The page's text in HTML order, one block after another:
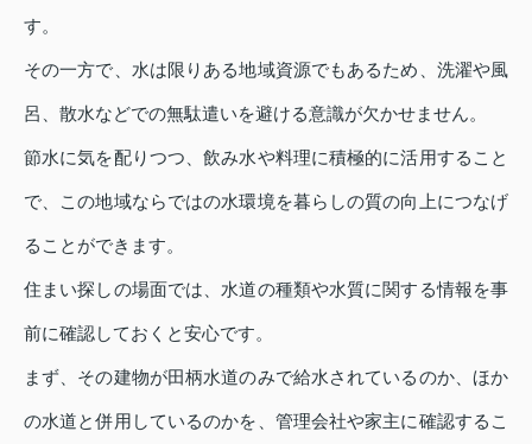
す。
その一方で、水は限りある地域資源でもあるため、洗濯や風
呂、散水などでの無駄遣いを避ける意識が欠かせません。
節水に気を配りつつ、飲み水や料理に積極的に活用すること
で、この地域ならではの水環境を暮らしの質の向上につなげ
ることができます。
住まい探しの場面では、水道の種類や水質に関する情報を事
前に確認しておくと安心です。
まず、その建物が田柄水道のみで給水されているのか、ほか
の水道と併用しているのかを、管理会社や家主に確認するこ